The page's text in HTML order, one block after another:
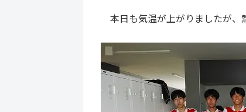
本日も気温が上がりましたが、